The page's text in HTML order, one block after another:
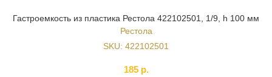
Гастроемкость из пластика Рестола 422102501, 1/9, h 100 мм
Рестола
SKU: 422102501
185 р.